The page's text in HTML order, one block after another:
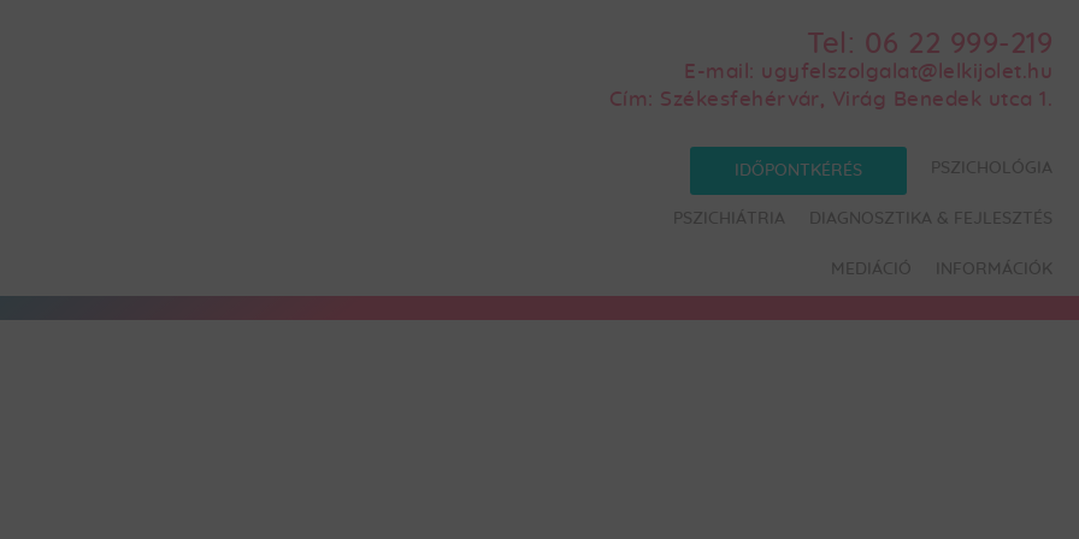
Tel: 06 22 999-219
E-mail: ugyfelszolgalat@lelkijolet.hu
Cím: Székesfehérvár, Virág Benedek utca 1.
IDŐPONTKÉRÉS PSZICHOLÓGIA
PSZICHIÁTRIA DIAGNOSZTIKA & FEJLESZTÉS
MEDIÁCIÓ INFORMÁCIÓK